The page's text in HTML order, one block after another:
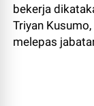
bekerja
Triyan
melepas